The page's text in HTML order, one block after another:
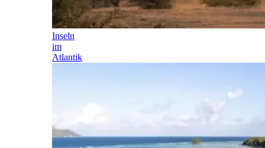
Inseln
im
Atlantik